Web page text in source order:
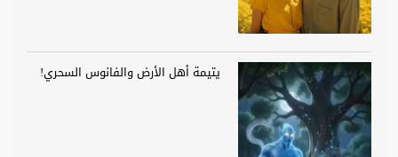
يتيمة أهل الأرض والفانوس السحري!